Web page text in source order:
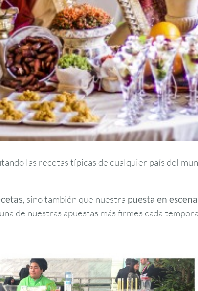
las recetas típicas de cualquier país del
sino también que nuestra puesta en escena
de nuestras apuestas más firmes cada